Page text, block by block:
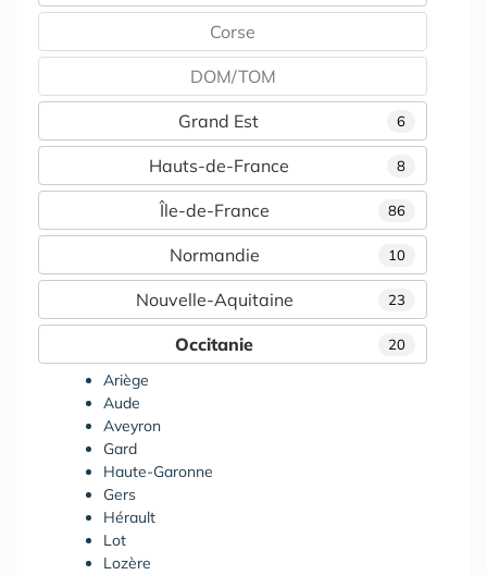
Corse
DOM/TOM
6
Grand Est
8
Hauts-de-France
86
Île-de-France
10
Normandie
23
Nouvelle-Aquitaine
20
Occitanie
Ariège
Aude
Aveyron
Gard
Haute-Garonne
Gers
Hérault
Lot
Lozère